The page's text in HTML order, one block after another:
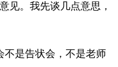
见。我先谈几点意思，
不是告状会，不是老师